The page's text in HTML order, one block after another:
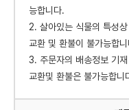
능합니다.
2. 살아있는 식물의 특성
교환 및 환불이 불가능합
3. 주문자의 배송정보 기
교환및 환불은 불가능합니